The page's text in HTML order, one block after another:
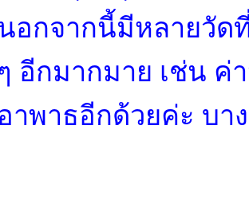
อกจากนี้มีหลายวัด
อีกมากมาย เช่น ค่
าพาธอีกด้วยค่ะ บา